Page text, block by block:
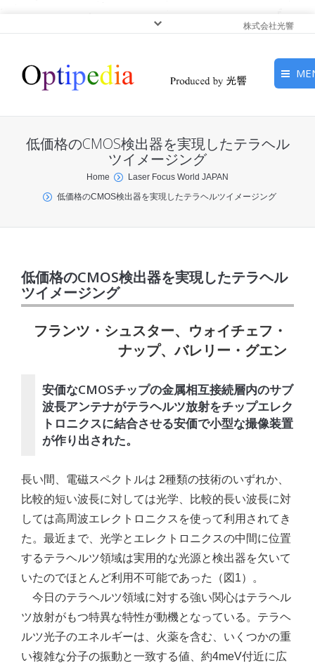
株式会社光響
ピックアップ
サービス
低価格のCMOS検出器を実現したテラヘル
ツイメージング
You are here:Home
Laser Focus World JAPAN
低価格のCMOS検出器を実現したテラヘルツイメージング
低価格のCMOS検出器を実現したテラヘル
ツイメージング
フランツ・シュスター、ウォイチェフ・
ナップ、バレリー・グエン
安価なCMOSチップの金属相互接続層内のサブ
波長アンテナがテラヘルツ放射をチップエレク
トロニクスに結合させる安価で小型な撮像装置
が作り出された。
長い間、電磁スペクトルは 2種類の技術のいずれか、
比較的短い波長に対しては光学、比較的長い波長に対
しては高周波エレクトロニクスを使って利用されてき
た。最近まで、光学とエレクトロニクスの中間に位置
するテラヘルツ領域は実用的な光源と検出器を欠いて
いたのでほとんど利用不可能であった（図1）。
今日のテラヘルツ領域に対する強い関心はテラヘル
ツ放射がもつ特異な特性が動機となっている。テラヘ
ルツ光子のエネルギーは、火薬を含む、いくつかの重
い複雑な分子の振動と一致する値、約4meV付近に広